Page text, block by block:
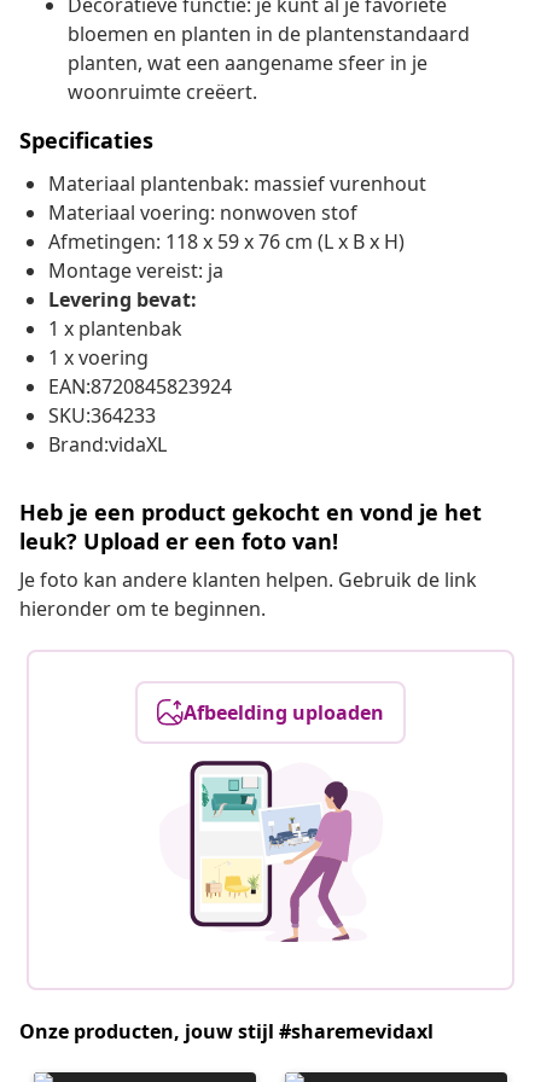
bloemen en planten in de plantenstandaard
planten, wat een aangename sfeer in je
woonruimte creëert.
Specificaties
Materiaal plantenbak: massief vurenhout
Materiaal voering: nonwoven stof
Afmetingen: 118 x 59 x 76 cm (L x B x H)
Montage vereist: ja
Levering bevat:
1 x plantenbak
1 x voering
EAN:8720845823924
SKU:364233
Brand:vidaXL
Heb je een product gekocht en vond je het
leuk? Upload er een foto van!
Je foto kan andere klanten helpen. Gebruik de link
hieronder om te beginnen.
Afbeelding uploaden
Onze producten, jouw stijl #sharemevidaxl